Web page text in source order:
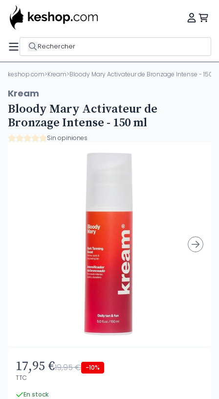
Rechercher
keshop.com>Kream>Bloody Mary Activateur de Bronzage Intense - 150
Kream
Bloody Mary Activateur de
Bronzage Intense - 150 ml
Sin opiniones
17,95 €19,95 € -10%
TTC
En stock